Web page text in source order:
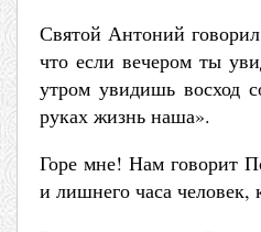
Святой Антоний
что если вечером ты
утром увидишь восход
руках жизнь наша».
Горе мне! Нам говорит
и лишнего часа человек,